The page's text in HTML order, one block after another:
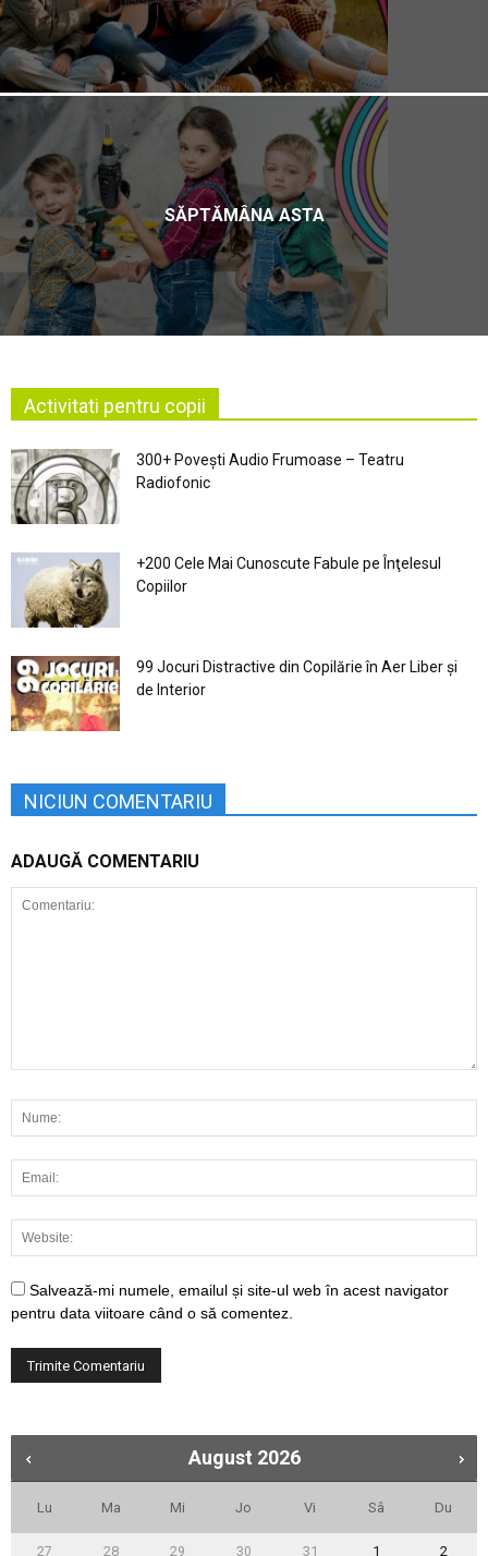
SĂPTĂMÂNA ASTA
Activitati pentru copii
300+ Povești Audio Frumoase – Teatru
Radiofonic
+200 Cele Mai Cunoscute Fabule pe Înţelesul
Copiilor
99 Jocuri Distractive din Copilărie în Aer Liber şi
de Interior
NICIUN COMENTARIU
ADAUGĂ COMENTARIU
Salvează-mi numele, emailul și site-ul web în acest navigator
pentru data viitoare când o să comentez.
August 2026
Lu Ma Mi Jo Vi Sâ Du
27 28 29 30 31 1 2